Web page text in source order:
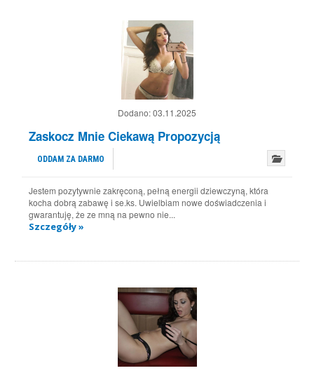
Dodano:03.11.2025
Zaskocz Mnie Ciekawą Propozycją
ODDAM ZA DARMO
Jestem pozytywnie zakręconą, pełną energii dziewczyną, która
kocha dobrą zabawę i se.ks. Uwielbiam nowe doświadczenia i
gwarantuję, że ze mną na pewno nie...
Szczegóły »